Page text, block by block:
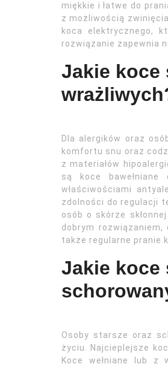
miękkie i łatwe do
z możliwością
koca elektrycznego,
rozwiązanie zapewnia
Jakie koce
Dla alergików oraz
komfortu snu oraz
z materiałów
są koce
właściwościami
zdolności do regulacji
osób o skórze
dobrym
także regularne pranie
Jakie koce
Osoby starsze oraz
życiu. Najcieplejsze
Koce wełniane lub z